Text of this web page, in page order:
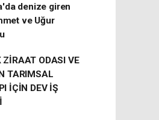
denize giren
ve Uğur
ZİRAAT ODASI VE
TARIMSAL
İÇİN DEV İŞ